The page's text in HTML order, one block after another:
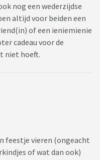
nog een wederzijdse
altijd voor beiden een
of een ieniemienie
cadeau voor de
niet hoeft.
feestje vieren (ongeacht
of wat dan ook)